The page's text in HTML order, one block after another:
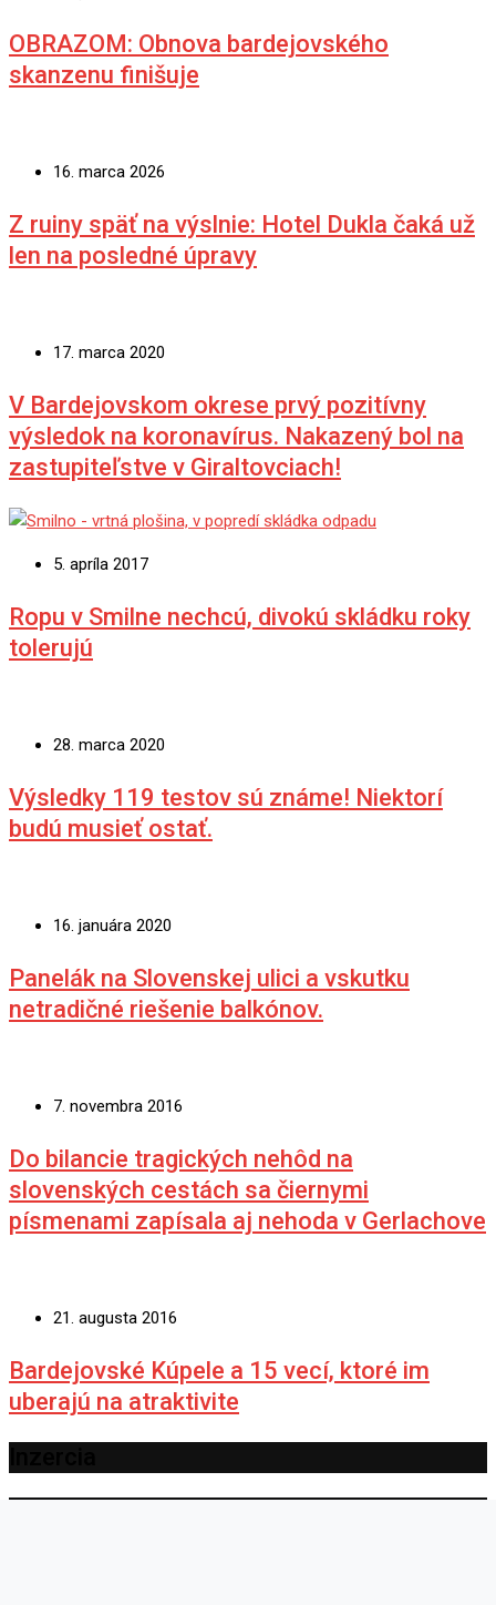
OBRAZOM: Obnova bardejovského
skanzenu finišuje
16. marca 2026
Z ruiny späť na výslnie: Hotel Dukla čaká už
len na posledné úpravy
17. marca 2020
V Bardejovskom okrese prvý pozitívny
výsledok na koronavírus. Nakazený bol na
zastupiteľstve v Giraltovciach!
5. apríla 2017
Ropu v Smilne nechcú, divokú skládku roky
tolerujú
28. marca 2020
Výsledky 119 testov sú známe! Niektorí
budú musieť ostať.
16. januára 2020
Panelák na Slovenskej ulici a vskutku
netradičné riešenie balkónov.
7. novembra 2016
Do bilancie tragických nehôd na
slovenských cestách sa čiernymi
písmenami zapísala aj nehoda v Gerlachove
21. augusta 2016
Bardejovské Kúpele a 15 vecí, ktoré im
uberajú na atraktivite